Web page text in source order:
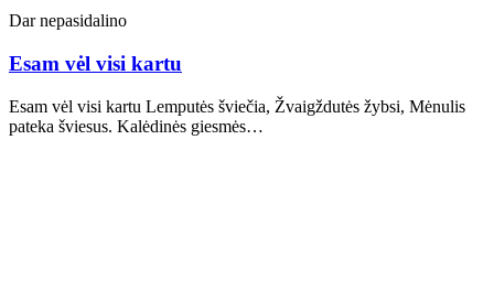
Dar nepasidalino
Esam vėl visi kartu
Esam vėl visi kartu Lemputės šviečia, Žvaigždutės žybsi, Mėnulis
pateka šviesus. Kalėdinės giesmės…